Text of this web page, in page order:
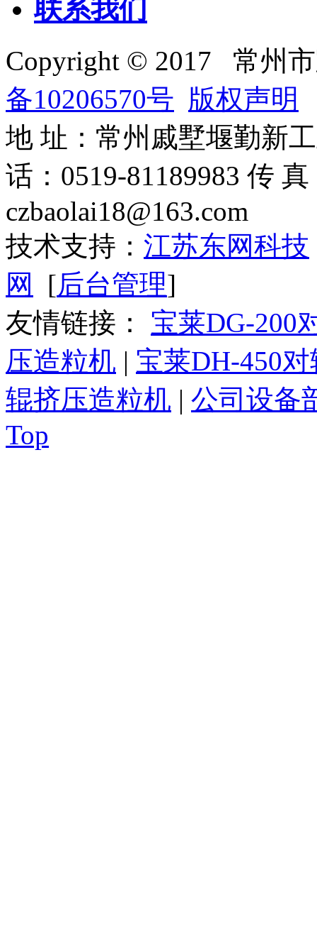
联系我们
Copyright © 2017 常州
备10206570号 版权声明
地 址：常州戚墅堰勤新
话：0519-81189983 传
czbaolai18@163.com
技术支持： 江苏东网科技
网
[后台管理]
友情链接： 宝莱DG-200
压造粒机 | 宝莱DH-450
辊挤压造粒机 | 公司设备
Top